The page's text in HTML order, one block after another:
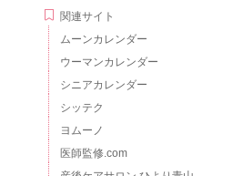
関連サイト
ムーンカレンダー
ウーマンカレンダー
シニアカレンダー
シッテク
ヨムーノ
医師監修.com